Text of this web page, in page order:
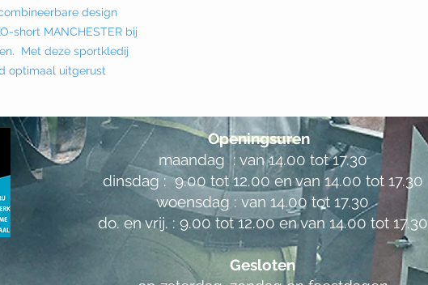
design
short MANCHESTER bij
Met deze sportkledij
optimaal uitgerust
Openingsuren
maandag : van 14.00 tot 17.30
dinsdag : 9.00 tot 12.00 en van 14.00 tot 17.30
woensdag : van 14.00 tot 17.30
do. en vrij. : 9.00 tot 12.00 en van 14.00 tot 17.30
Gesloten